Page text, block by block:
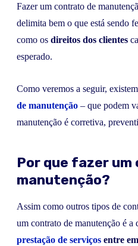
Fazer um contrato de
delimita bem o que está sendo
como os direitos dos clientes
esperado.
Como veremos a seguir,
de manutenção – que podem
manutenção é corretiva,
Por que fazer
manutenção?
Assim como outros tipos de
um contrato de manutenção é a
prestação de serviços entre